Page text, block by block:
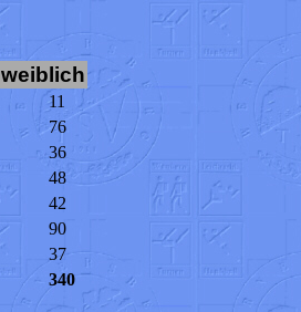
weiblich
11
76
36
48
42
90
37
340